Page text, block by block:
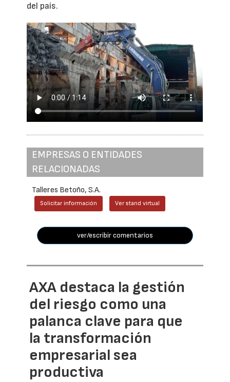
del país.
EMPRESAS O ENTIDADES
RELACIONADAS
Talleres Betoño, S.A.
Solicitar información Ver stand virtual
ver/escribir comentarios
AXA destaca la gestión
del riesgo como una
palanca clave para que
la transformación
empresarial sea
productiva